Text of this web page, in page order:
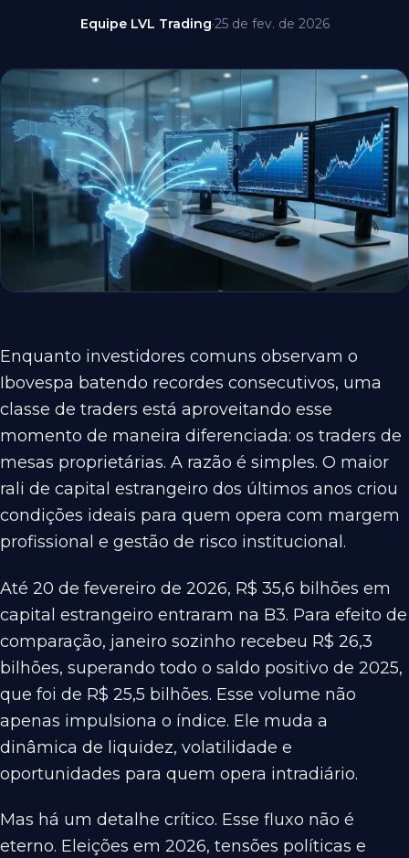
Equipe LVL Trading·25 de fev. de 2026
Enquanto investidores comuns observam o
Ibovespa batendo recordes consecutivos, uma
classe de traders está aproveitando esse
momento de maneira diferenciada: os traders de
mesas proprietárias. A razão é simples. O maior
rali de capital estrangeiro dos últimos anos criou
condições ideais para quem opera com margem
profissional e gestão de risco institucional.
Até 20 de fevereiro de 2026, R$ 35,6 bilhões em
capital estrangeiro entraram na B3. Para efeito de
comparação, janeiro sozinho recebeu R$ 26,3
bilhões, superando todo o saldo positivo de 2025,
que foi de R$ 25,5 bilhões. Esse volume não
apenas impulsiona o índice. Ele muda a
dinâmica de liquidez, volatilidade e
oportunidades para quem opera intradiário.
Mas há um detalhe crítico. Esse fluxo não é
eterno. Eleições em 2026, tensões políticas e